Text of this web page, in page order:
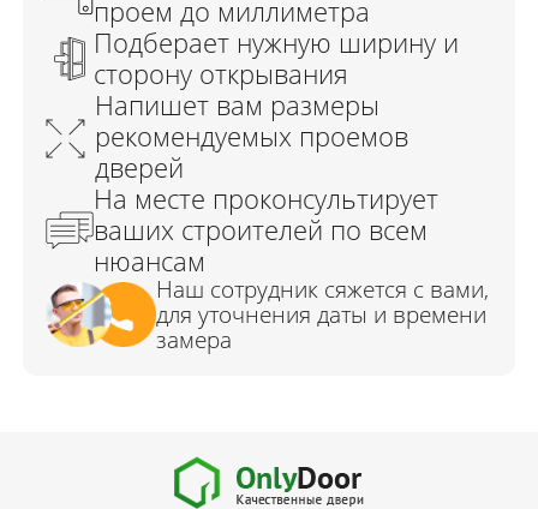
проем до миллиметра
Подберает нужную ширину и
сторону открывания
Напишет вам размеры
рекомендуемых проемов
дверей
На месте проконсультирует
ваших строителей по всем
нюансам
Наш сотрудник сяжется с вами,
для уточнения даты и времени
замера